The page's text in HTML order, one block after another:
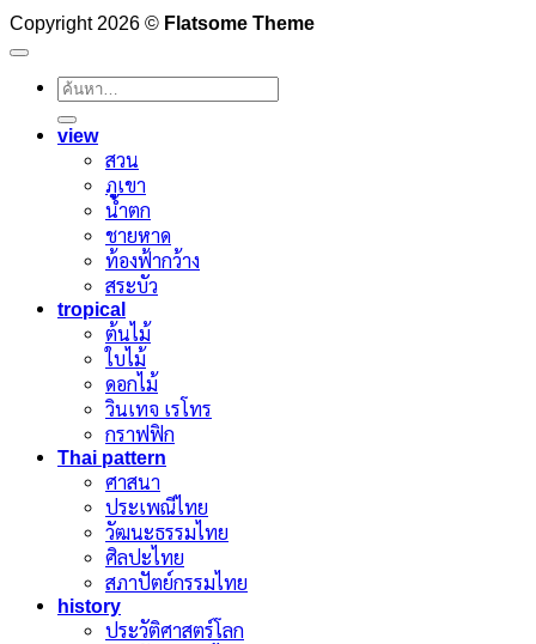
Copyright 2026 © Flatsome Theme
ค้นหา:
view
สวน
ภูเขา
น้ำตก
ชายหาด
ท้องฟ้ากว้าง
สระบัว
tropical
ต้นไม้
ใบไม้
ดอกไม้
วินเทจ เรโทร
กราฟฟิก
Thai pattern
ศาสนา
ประเพณีไทย
วัฒนะธรรมไทย
ศิลปะไทย
สภาปัตย์กรรมไทย
history
ประวัติศาสตร์โลก